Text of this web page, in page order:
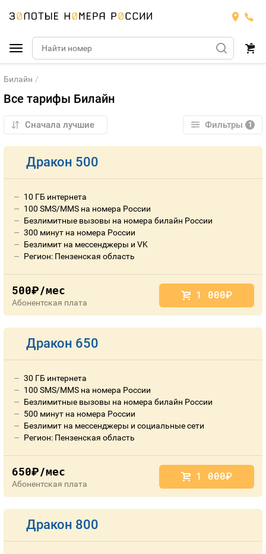
Подобрать номер
Тарифы
МЕГАФОН
Тарифы
Номера
Теле2
ТЕЛЕ2
Тарифы
Йота
ЙОТА
Тарифы
Продать номер
Оплата и доставка
Билайн
Все тарифы Билайн
Фильтры 1
Дракон 500
10 ГБ интернета
100 SMS/MMS на номера России
Безлимитные вызовы на номера билайн России
300 минут на номера России
Безлимит на мессенджеры и VK
Регион: Пензенская область
500руб./мес
Абонентская плата
1 000руб.
Дракон 650
30 ГБ интернета
100 SMS/MMS на номера России
Безлимитные вызовы на номера билайн России
500 минут на номера России
Безлимит на мессенджеры и социальные сети
Регион: Пензенская область
650руб./мес
Абонентская плата
1 000руб.
Дракон 800